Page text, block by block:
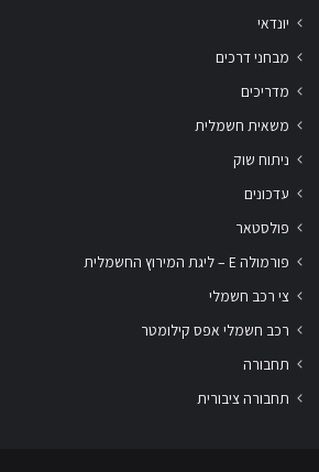
יונדאי
מבחני דרכים
מדריכים
משאית חשמלית
ניתוח שוק
עדכונים
פולסטאר
פורמולה E – ליגת המירוץ החשמלית
צי רכב חשמלי
רכב חשמלי אפס קילומטר
תחבורה
תחבורה ציבורית